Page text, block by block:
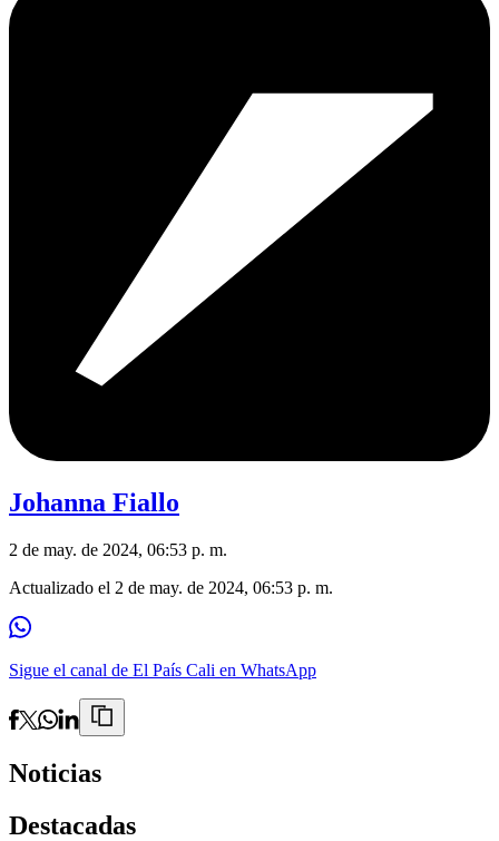
Johanna Fiallo
2 de may. de 2024, 06:53 p. m.
Actualizado el 2 de may. de 2024, 06:53 p. m.
Sigue el canal de El País Cali en WhatsApp
Noticias
Destacadas